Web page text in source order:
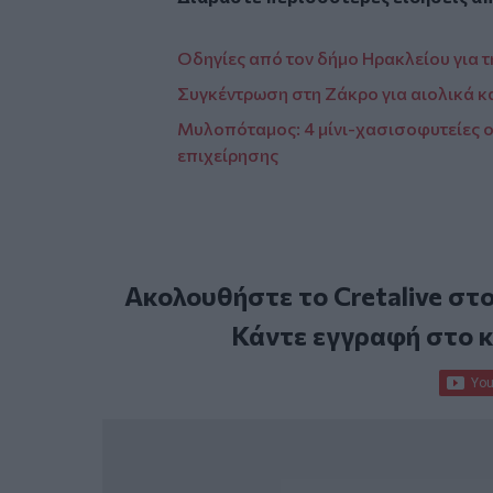
Οδηγίες από τον δήμο Ηρακλείου για
Συγκέντρωση στη Ζάκρο για αιολικά
Μυλοπόταμος: 4 μίνι-χασισοφυτείες
επιχείρησης
Ακολουθήστε το Cretalive
Κάντε εγγραφή στο